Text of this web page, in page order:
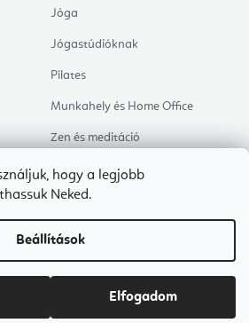
hogy a legjobb
Neked.
Beállítások
Elfogadom
Jóga
Jógastúdióknak
Pilates
Munkahely és Home Office
Zen és meditáció
Aromaterápia
Egészséges alvás
Kedvenceink
Shoptet Premium készítette
jog fenntartva.Süti beállítások szerkesztése